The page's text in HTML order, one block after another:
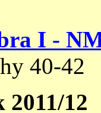
I -
40-42
12